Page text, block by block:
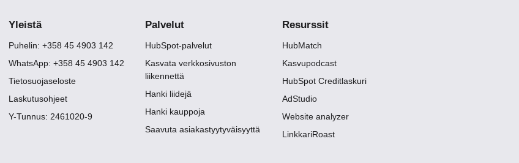
Yleistä
Puhelin: +358 45 4903 142
WhatsApp: +358 45 4903 142
Tietosuojaseloste
Laskutusohjeet
Y-Tunnus: 2461020-9
Palvelut
HubSpot-palvelut
Kasvata verkkosivuston
liikennettä
Hanki liidejä
Hanki kauppoja
Saavuta asiakastyytyväisyyttä
Resurssit
HubMatch
Kasvupodcast
HubSpot Creditlaskuri
AdStudio
Website analyzer
LinkkariRoast